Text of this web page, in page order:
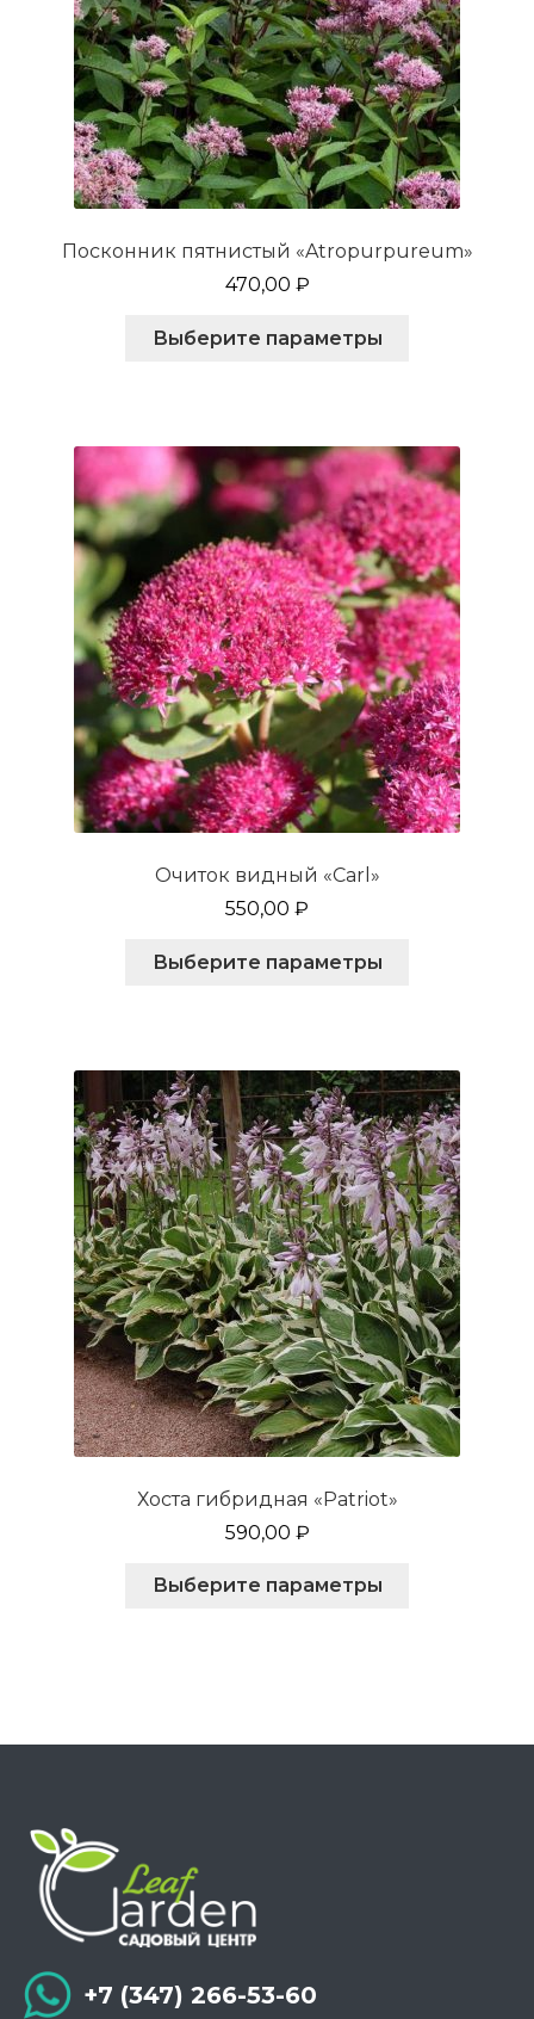
Посконник пятнистый «Atropurpureum»
470,00 ₽
Выберите параметры
можно
выбрать
на
странице
товара.
Очиток видный «Carl»
550,00 ₽
Выберите параметры
можно
выбрать
на
странице
товара.
Хоста гибридная «Patriot»
590,00 ₽
Выберите параметры
+7 (347) 266-53-60